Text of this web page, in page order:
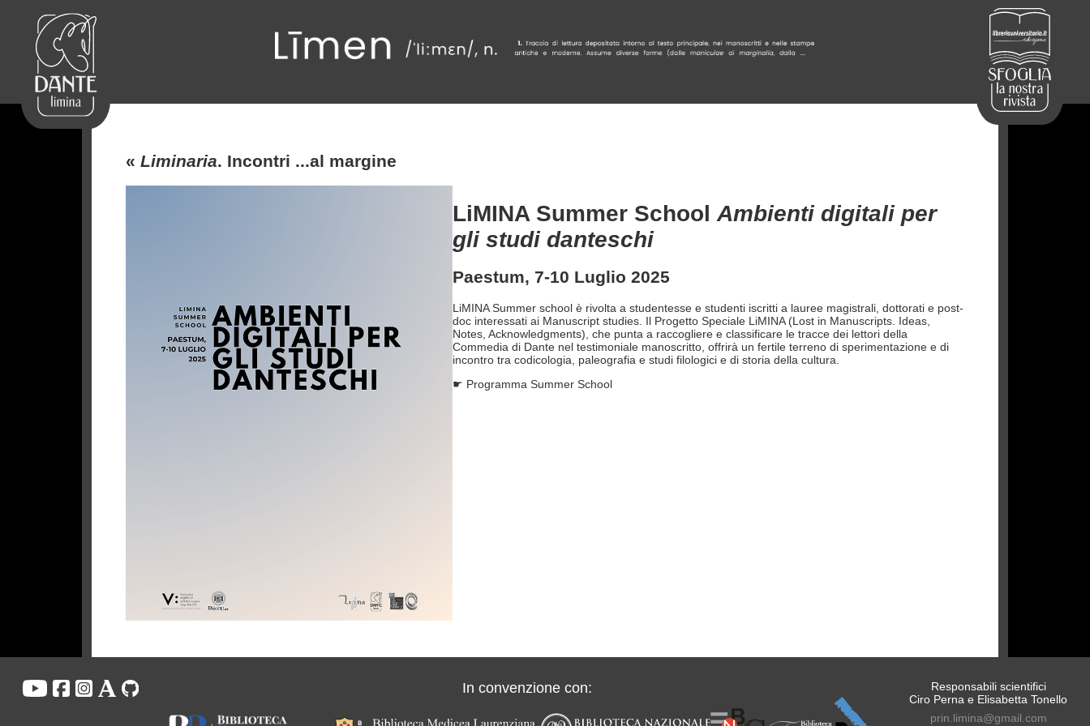
« Liminaria. Incontri ...al margine
LiMINA Summer School Ambienti digitali per
gli studi danteschi
Paestum, 7-10 Luglio 2025
LiMINA Summer school è rivolta a studentesse e studenti iscritti a lauree magistrali, dottorati e post-
doc interessati ai Manuscript studies. Il Progetto Speciale LiMINA(Lost in Manuscripts. Ideas,
Notes, Acknowledgments), che punta a raccogliere e classificare le tracce dei lettori della
Commedia di Dante nel testimoniale manoscritto, offrirà un fertile terreno di sperimentazione e di
incontro tra codicologia, paleografia e studi filologici e di storia della cultura.
Programma Summer School
In convenzione con:
Responsabili scientifici
Ciro Perna e Elisabetta Tonello
prin.limina@gmail.com